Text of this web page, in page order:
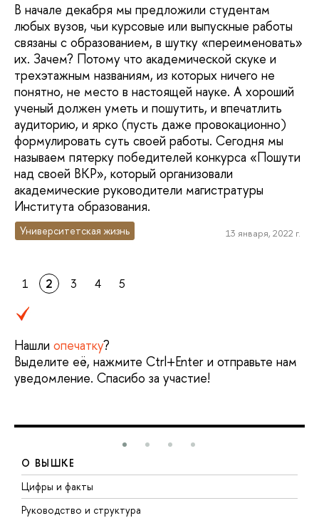
В начале декабря мы предложили студентам
любых вузов, чьи курсовые или выпускные работы
связаны с образованием, в шутку «переименовать»
их. Зачем? Потому что академической скуке и
трехэтажным названиям, из которых ничего не
понятно, не место в настоящей науке. А хороший
ученый должен уметь и пошутить, и впечатлить
аудиторию, и ярко (пусть даже провокационно)
формулировать суть своей работы. Сегодня мы
называем пятерку победителей конкурса «Пошути
над своей ВКР», который организовали
академические руководители магистратуры
Института образования.
Университетская жизнь 13 января, 2022 г.
1 2 3 4 5
Нашли опечатку?
Выделите её, нажмите Ctrl+Enter и отправьте нам
уведомление. Спасибо за участие!
О ВЫШКЕ
Цифры и факты
Руководство и структура